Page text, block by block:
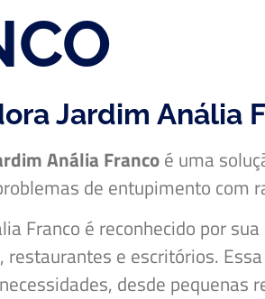
Jardim Anália
Anália Francoé uma
de entupimento com
Franco é reconhecido por
restaurantes e escritórios.
desde pequenas